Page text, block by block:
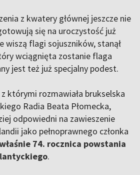
z kwatery głównej jeszcze nie
się na uroczystość już
wiszą flagi sojuszników, stanął
wciągnięta zostanie flaga
jest też już specjalny podest.
którymi rozmawiała brukselska
Radia Beata Płomecka,
odpowiedni na zawieszenie
jako pełnoprawnego członka
74. rocznica powstania
.